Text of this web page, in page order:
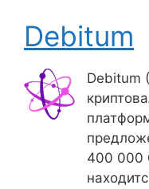
Debitum
Debitum
400 000